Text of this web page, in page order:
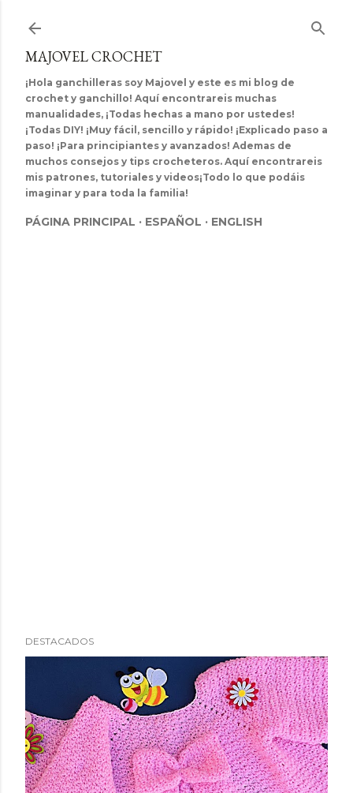
MAJOVEL CROCHET
¡Hola ganchilleras soy Majovel y este es mi blog de
crochet y ganchillo! Aquí encontrareis muchas
manualidades, ¡Todas hechas a mano por ustedes!
¡Todas DIY! ¡Muy fácil, sencillo y rápido! ¡Explicado paso a
paso! ¡Para principiantes y avanzados! Ademas de
muchos consejos y tips crocheteros. Aquí encontrareis
mis patrones, tutoriales y videos¡Todo lo que podáis
imaginar y para toda la familia!
PÁGINA PRINCIPAL ESPAÑOL ENGLISH
DESTACADOS